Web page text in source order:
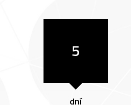
5
dní